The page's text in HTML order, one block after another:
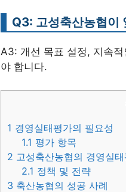
Q3: 고성축산농협이
A3: 개선 목표 설정, 지속
야 합니다.
1 경영실태평가의 필요성
1.1 평가 항목
2 고성축산농협의 경영실
2.1 정책 및 전략
3 축산농협의 성공 사례